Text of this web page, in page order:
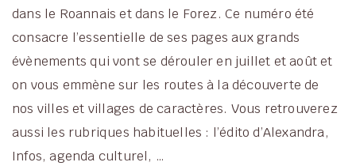
dans le Roannais et dans le Forez. Ce numéro été
consacre l’essentielle de ses pages aux grands
évènements qui vont se dérouler en juillet et août et
on vous emmène sur les routes à la découverte de
nos villes et villages de caractères. Vous retrouverez
aussi les rubriques habituelles : l’édito d’Alexandra,
Infos, agenda culturel, …